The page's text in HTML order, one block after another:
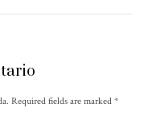
Required fields are marked*